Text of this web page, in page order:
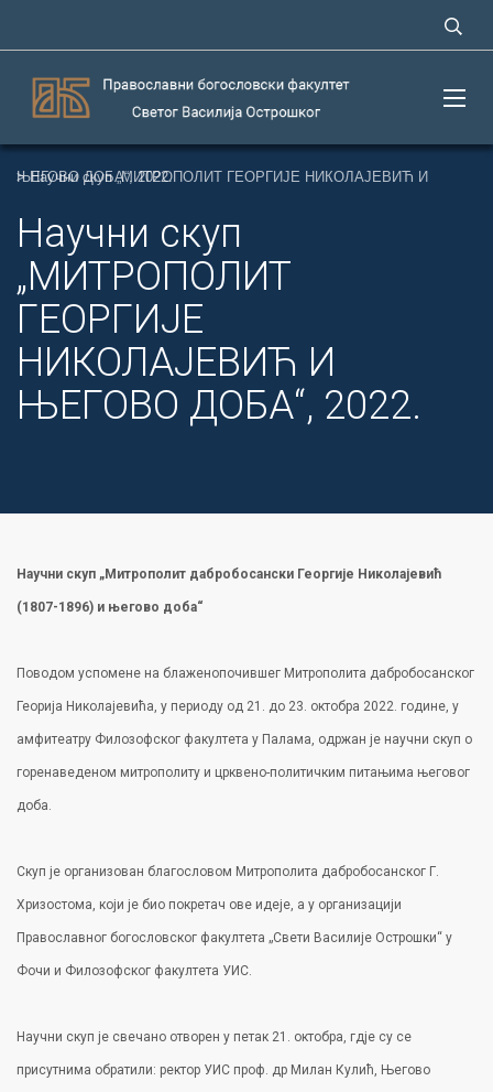
>
Научни скуп „МИТРОПОЛИТ ГЕОРГИЈЕ НИКОЛАЈЕВИЋ И ЊЕГОВО ДОБА“, 2022.
Научни скуп
„МИТРОПОЛИТ
ГЕОРГИЈЕ
НИКОЛАЈЕВИЋ И
ЊЕГОВО ДОБА“, 2022.
Научни скуп „Митрополит дабробосански Георгије Николајевић
(1807-1896) и његово доба“
Поводом успомене на блаженопочившег Митрополита дабробосанског
Георија Николајевића, у периоду од 21. до 23. октобра 2022. године, у
амфитеатру Филозофског факултета у Палама, одржан је научни скуп о
горенаведеном митрополиту и црквено-политичким питањима његовог
доба.
Скуп је организован благословом Митрополита дабробосанског Г.
Хризостома, који је био покретач ове идеје, а у организацији
Православног богословског факултета „Свети Василије Острошки“ у
Фочи и Филозофског факултета УИС.
Научни скуп је свечано отворен у петак 21. октобра, гдје су се
присутнима обратили: ректор УИС проф. др Милан Кулић, Његово